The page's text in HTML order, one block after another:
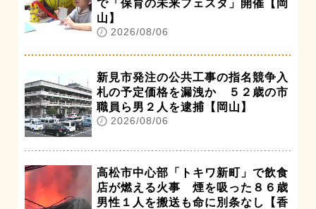
で「保育の未来フェスタ」開催【岡
山】
2026/08/06
新見市発注の公共工事の指名競争入
札の予定価格を漏洩か ５２歳の市
職員ら男２人を逮捕【岡山】
2026/08/06
高松市中心部「トキワ新町」で飲食
店が燃える火事 煙を吸った８６歳
男性１人を搬送も命に別条なし【香